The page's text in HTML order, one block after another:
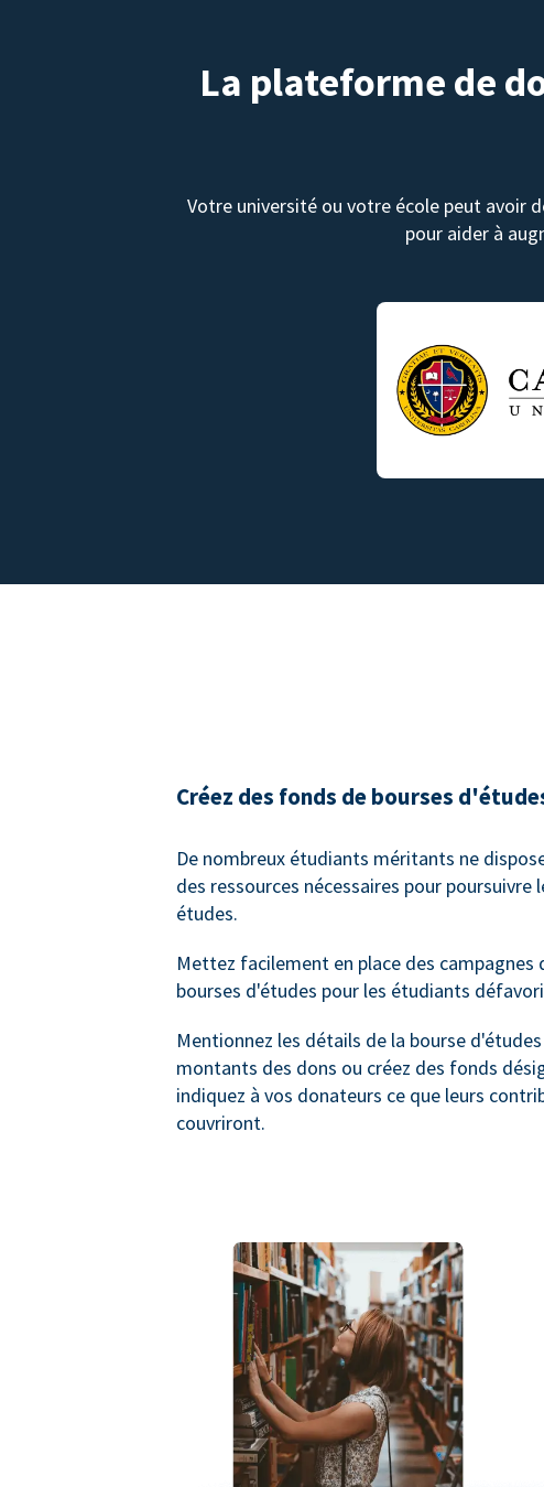
La plateforme de
Votre université ou votre école peut avoir
pour aider à
Créez des fonds de bourses
De nombreux étudiants méritants ne
des ressources nécessaires pour poursuivre
études.
Mettez facilement en place des campagnes
bourses d'études pour les étudiants
Mentionnez les détails de la bourse d'études
montants des dons ou créez des fonds
indiquez à vos donateurs ce que leurs
couvriront.